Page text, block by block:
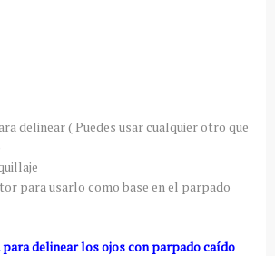
delinear ( Puedes usar cualquier otro que
para usarlo como base en el parpado
delinear los ojos con parpado caído